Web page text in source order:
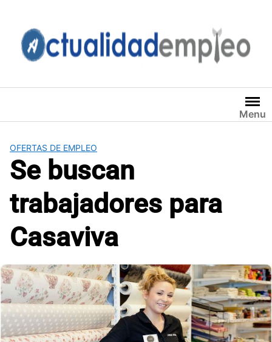
contenido
Menu
OFERTAS DE EMPLEO
Se buscan
trabajadores para
Casaviva